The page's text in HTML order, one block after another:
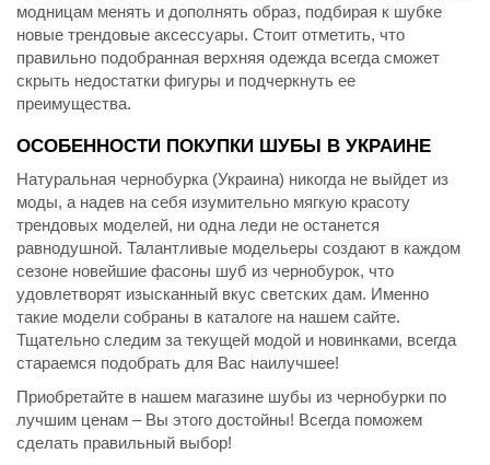
модницам менять и дополнять образ, подбирая к шубке
новые трендовые аксессуары. Стоит отметить, что
правильно подобранная верхняя одежда всегда сможет
скрыть недостатки фигуры и подчеркнуть ее
преимущества.
ОСОБЕННОСТИ ПОКУПКИ ШУБЫ В УКРАИНЕ
Натуральная чернобурка (Украина) никогда не выйдет из
моды, а надев на себя изумительно мягкую красоту
трендовых моделей, ни одна леди не останется
равнодушной. Талантливые модельеры создают в каждом
сезоне новейшие фасоны шуб из чернобурок, что
удовлетворят изысканный вкус светских дам. Именно
такие модели собраны в каталоге на нашем сайте.
Тщательно следим за текущей модой и новинками, всегда
стараемся подобрать для Вас наилучшее!
Приобретайте в нашем магазине шубы из чернобурки по
лучшим ценам – Вы этого достойны! Всегда поможем
сделать правильный выбор!